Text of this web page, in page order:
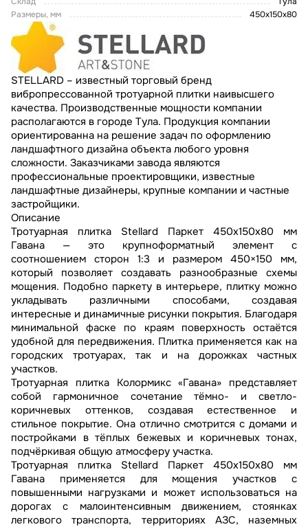
Размеры, мм
450х150х80
STELLARD – известный торговый бренд
вибропрессованной тротуарной плитки наивысшего
качества. Производственные мощности компании
располагаются в городе Тула. Продукция компании
ориентированна на решение задач по оформлению
ландшафтного дизайна объекта любого уровня
сложности. Заказчиками завода являются
профессиональные проектировщики, известные
ландшафтные дизайнеры, крупные компании и частные
застройщики.
Описание
Тротуарная плитка Stellard Паркет 450x150x80 мм
Гавана — это крупноформатный элемент с
соотношением сторон 1:3 и размером 450×150 мм,
который позволяет создавать разнообразные схемы
мощения. Подобно паркету в интерьере, плитку можно
укладывать различными способами, создавая
интересные и динамичные рисунки покрытия. Благодаря
минимальной фаске по краям поверхность остаётся
удобной для передвижения. Плитка применяется как на
городских тротуарах, так и на дорожках частных
участков.
Тротуарная плитка Колормикс «Гавана» представляет
собой гармоничное сочетание тёмно- и светло-
коричневых оттенков, создавая естественное и
стильное покрытие. Она отлично смотрится с домами и
постройками в тёплых бежевых и коричневых тонах,
подчёркивая общую атмосферу участка.
Тротуарная плитка Stellard Паркет 450x150x80 мм
Гавана применяется для мощения участков с
повышенными нагрузками и может использоваться на
дорогах с малоинтенсивным движением, стоянках
легкового транспорта, территориях АЗС, наземных